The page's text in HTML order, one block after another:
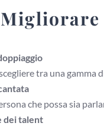
tra una gamma
che possa sia
dei talent